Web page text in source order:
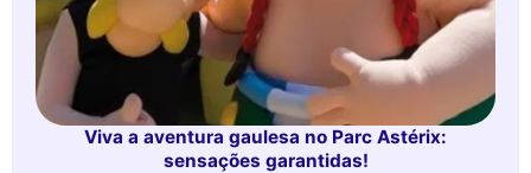
Viva a aventura gaulesa no Parc Astérix:
sensações garantidas!